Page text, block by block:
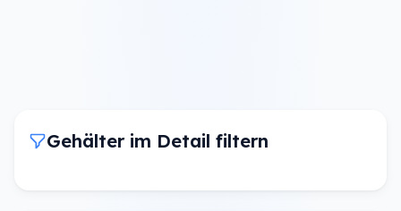
Gehälter im Detail filtern